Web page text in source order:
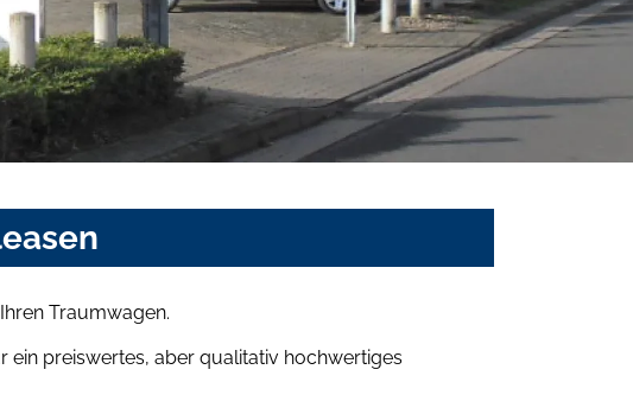
Traumwagen.
ein preiswertes, aber qualitativ hochwertiges